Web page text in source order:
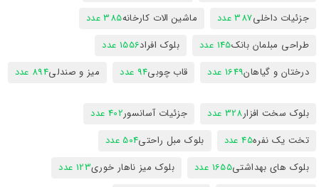
جزئیات داخلی387 عدد ماشین الات کارخانه385 عدد
طراحی مبلمان بانک145 عدد بلوک افراد1556 عدد
درختان و گیاهان1649 عدد قاب چوبی94 عدد میز و صندلی894 عدد
بلوک سخت افزار328 عدد جزئیات آسانسور402 عدد
تخت یک نفره45 عدد بلوک مبل راحتی504 عدد
بلوک های بهداشتی1655 عدد بلوک میز ناهار خوری123 عدد